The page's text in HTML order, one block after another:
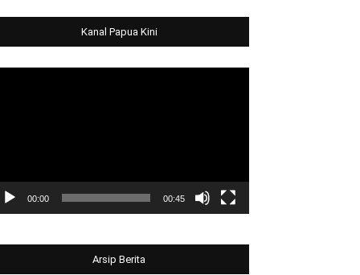
Kanal Papua Kini
00:00 00:45
Arsip Berita